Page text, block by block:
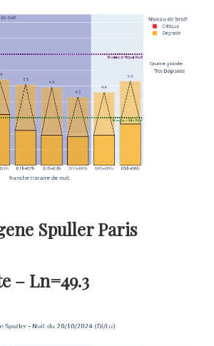
Spuller Paris
– Ln=49.3